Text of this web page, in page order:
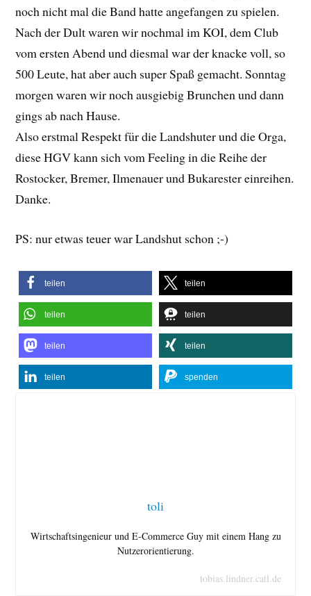
noch nicht mal die Band hatte angefangen zu spielen.
Nach der Dult waren wir nochmal im KOI, dem Club
vom ersten Abend und diesmal war der knacke voll, so
500 Leute, hat aber auch super Spaß gemacht. Sonntag
morgen waren wir noch ausgiebig Brunchen und dann
gings ab nach Hause.
Also erstmal Respekt für die Landshuter und die Orga,
diese HGV kann sich vom Feeling in die Reihe der
Rostocker, Bremer, Ilmenauer und Bukarester einreihen.
Danke.
PS: nur etwas teuer war Landshut schon ;-)
teilen teilen
teilen teilen
teilen teilen
teilen spenden
toli
Wirtschaftsingenieur und E-Commerce Guy mit einem Hang zu
Nutzerorientierung.
tobias.lindner.catl.de